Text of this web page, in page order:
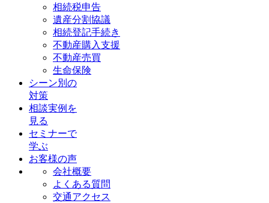
相続税申告
遺産分割協議
相続登記手続き
不動産購入支援
不動産売買
生命保険
シーン別の
対策
相談実例を
見る
セミナーで
学ぶ
お客様の声
会社概要
よくある質問
交通アクセス